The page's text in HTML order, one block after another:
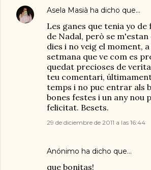
Asela Masià ha dicho que…
Les ganes que tenia yo de
de Nadal, però se
dies i no veig el moment,
setmana que ve com es
quedat precioses de
teu comentari,
temps i no puc entrar als
bones festes i un any nou
felicitat. Besets.
29 de diciembre de 2011 a las 16:44
Anónimo ha dicho que…
que bonitas!